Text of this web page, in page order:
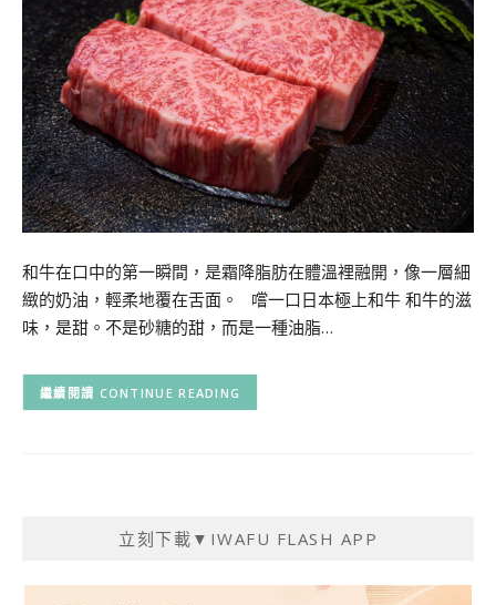
和牛在口中的第一瞬間，是霜降脂肪在體溫裡融開，像一層細
緻的奶油，輕柔地覆在舌面。 嚐一口日本極上和牛 和牛的滋
味，是甜。不是砂糖的甜，而是一種油脂…
CONTINUE READING
立刻下載▼IWAFU FLASH APP